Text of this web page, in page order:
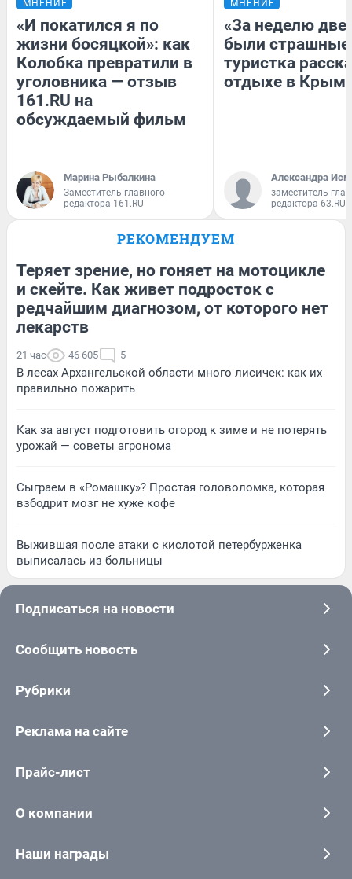
МНЕНИЕ
«И покатился я по
жизни босяцкой»: как
Колобка превратили в
уголовника — отзыв
161.RU на
обсуждаемый фильм
Марина Рыбалкина
Заместитель главного
редактора 161.RU
МНЕНИЕ
«За неделю две
были
туристка
отдыхе в
Александра
заместитель
редактора 63.RU
РЕКОМЕНДУЕМ
Теряет зрение, но гоняет на мотоцикле
и скейте. Как живет подросток с
редчайшим диагнозом, от которого нет
лекарств
21 час 46 605 5
В лесах Архангельской области много лисичек: как их
правильно пожарить
Как за август подготовить огород к зиме и не потерять
урожай — советы агронома
Сыграем в «Ромашку»? Простая головоломка, которая
взбодрит мозг не хуже кофе
Выжившая после атаки с кислотой петербурженка
выписалась из больницы
Подписаться на новости
Сообщить новость
Рубрики
Реклама на сайте
Прайс-лист
О компании
Наши награды